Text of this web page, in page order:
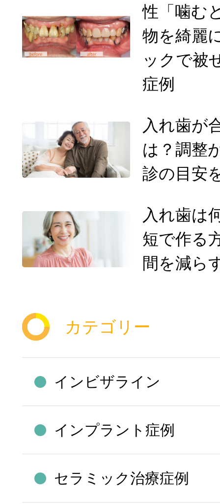
性「噛む
物を綺麗
ックで被
症例
入れ歯が
は？調整
診の目安
入れ歯は
短で作る
間を減ら
カテゴリー
インビザライン
インプラント症例
セラミック治療症例